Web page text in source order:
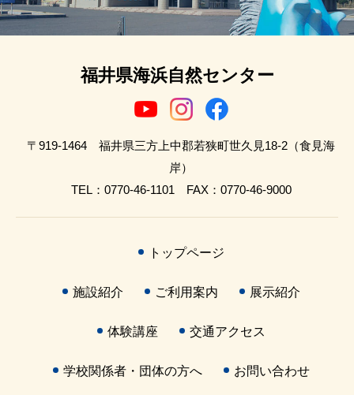
福井県海浜自然センター
〒919-1464 福井県三方上中郡若狭町世久見18-2（食見海
岸）
TEL：0770-46-1101 FAX：0770-46-9000
トップページ
施設紹介 ご利用案内 展示紹介
体験講座 交通アクセス
学校関係者・団体の方へ お問い合わせ